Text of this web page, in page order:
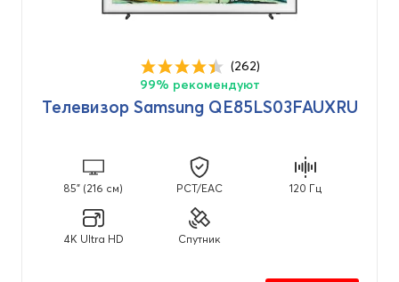
(262)
99% рекомендуют
Телевизор Samsung QE85LS03FAUXRU
85" (216 см) PCT/EAC 120 Гц
4K Ultra HD Спутник